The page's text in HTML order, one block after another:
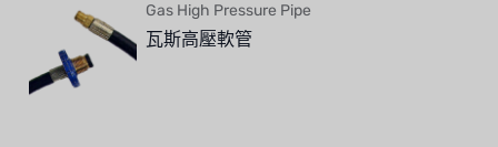
Gas High Pressure Pipe
瓦斯高壓軟管